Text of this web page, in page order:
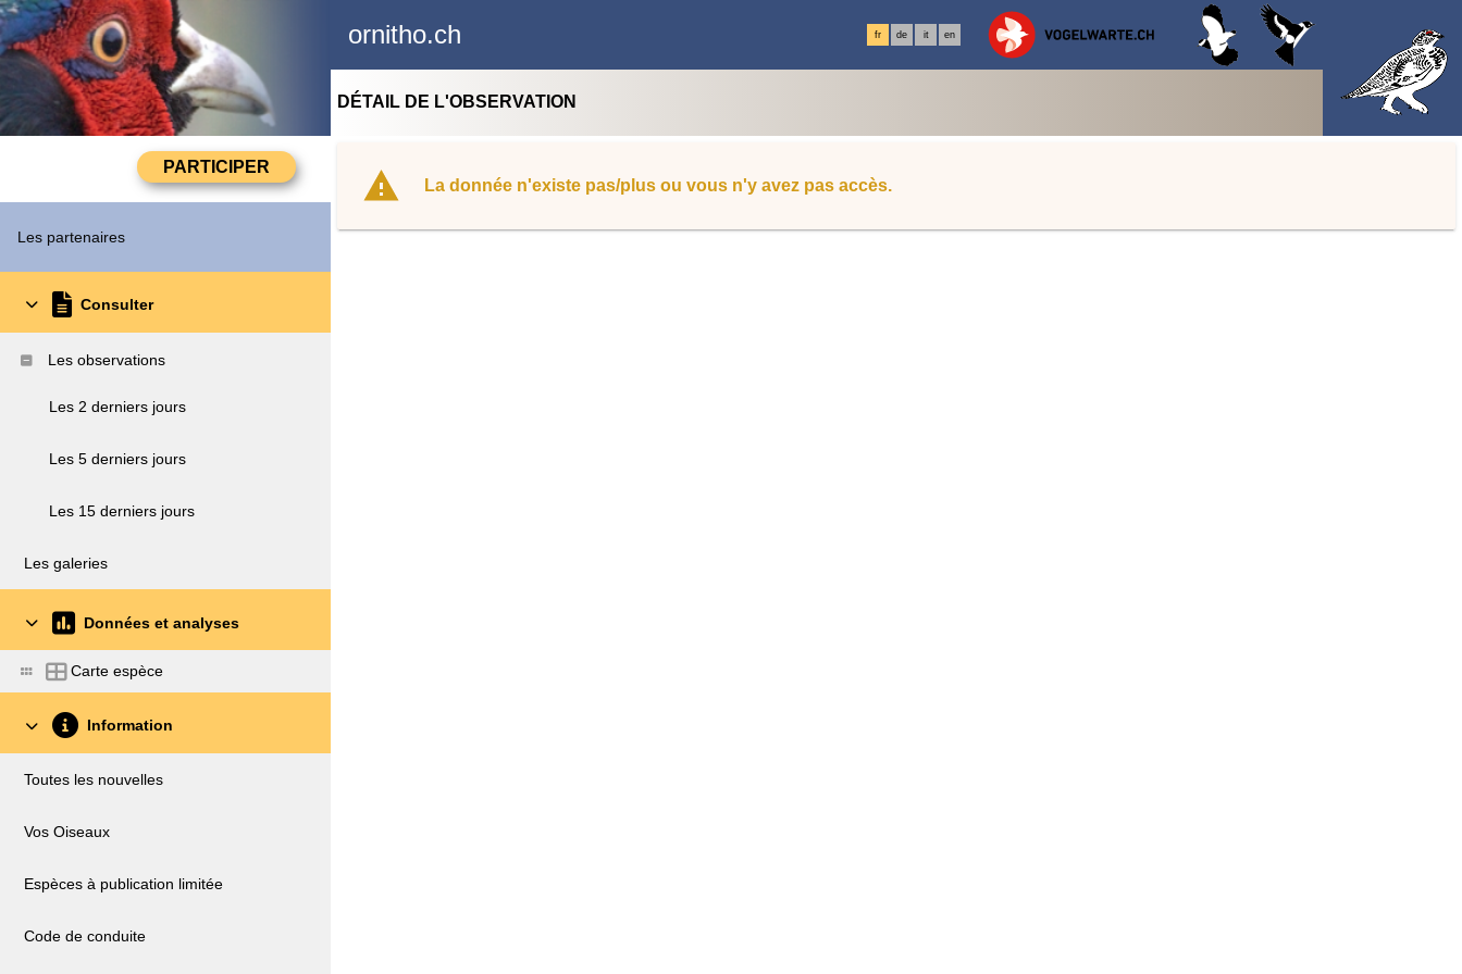
ornitho.ch fr de it en
Les partenaires
Consulter
Les observations
Les 2 derniers jours
Les 5 derniers jours
Les 15 derniers jours
Les galeries
Données et analyses
Carte espèce
Information
Toutes les nouvelles
Vos Oiseaux
Espèces à publication limitée
Code de conduite
DÉTAIL DE L'OBSERVATION
La donnée n'existe pas/plus ou vous n'y avez pas accès.